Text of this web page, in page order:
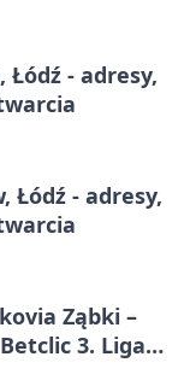
Łódź - adresy,
Łódź - adresy,
Ząbki –
3. Liga